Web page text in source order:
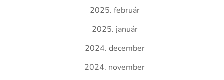
2025. február
2025. január
2024. december
2024. november